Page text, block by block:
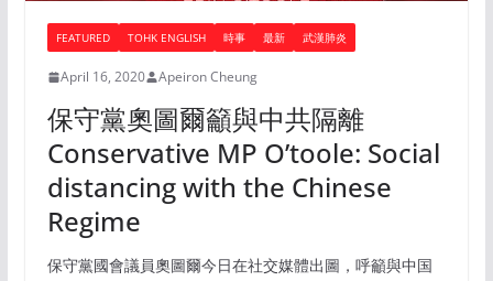
FEATURED TOHK ENGLISH 時事 最新 武漢肺炎
April 16, 2020 Apeiron Cheung
保守黨奧圖爾籲與中共隔離
Conservative MP O’toole: Social
distancing with the Chinese
Regime
保守黨國會議員奧圖爾今日在社交媒體出圖，呼籲與中国